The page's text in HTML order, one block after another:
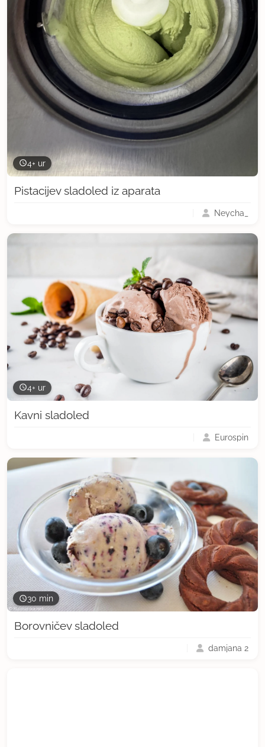
4+ ur
Pistacijev sladoled iz aparata
Neycha_
4+ ur
Kavni sladoled
Eurospin
30 min
Borovničev sladoled
damjana 2